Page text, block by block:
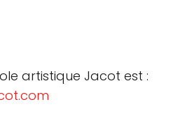
artistique Jacot est :